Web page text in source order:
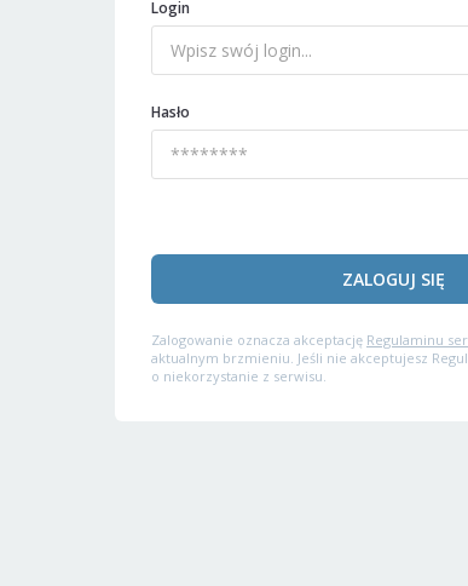
Login
Hasło
ZALOGUJ SIĘ
Zalogowanie oznacza akceptację Regulaminu
aktualnym brzmieniu. Jeśli nie akceptujesz
o niekorzystanie z serwisu.